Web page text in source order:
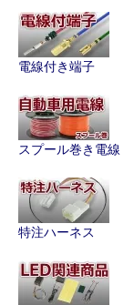
電線付き端子
スプール巻き電線
特注ハーネス